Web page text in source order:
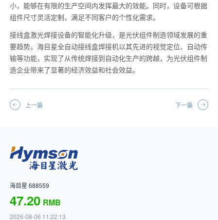
小，能够在有限的生产空间内发挥最大的效能。同时，设备可根据
组件尺寸灵活定制，满足不同客户的个性化需求。
接线盒激光焊接设备的智能化升级，是光伏组件制造领域发展的重
要趋势。海目星全自动接线盒焊接机以其先进的视觉定位、自动传
输等功能，实现了从传统焊接到自动化生产的跨越，为光伏组件制
造企业带来了显著的经济效益和社会效益。
上一篇 下一篇
海目星 688559
47.20 RMB
2026-08-06 11:22:13